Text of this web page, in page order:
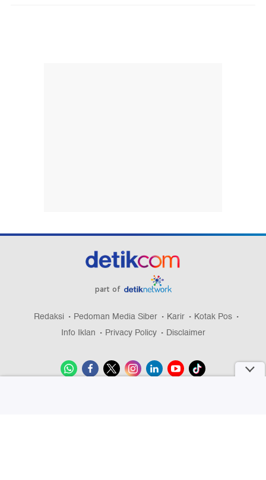
part of
Redaksi Pedoman Media Siber Karir
Kotak Pos
Info Iklan
Privacy Policy Disclaimer